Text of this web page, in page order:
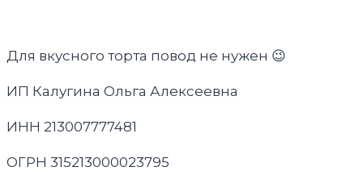
Для вкусного торта повод не нужен 😉
ИП Калугина Ольга Алексеевна
ИНН 213007777481
ОГРН 315213000023795